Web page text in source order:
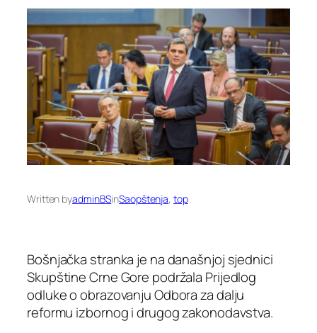
Written byadminBSinSaopštenja, top
Bošnjačka stranka je na današnjoj sjednici
Skupštine Crne Gore podržala Prijedlog
odluke o obrazovanju Odbora za dalju
reformu izbornog i drugog zakonodavstva.